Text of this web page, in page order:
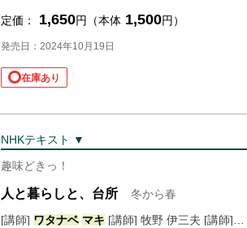
定価： 1,650円（本体 1,500円）
発売日：2024年10月19日
在庫あり
NHKテキスト ▼
趣味どきっ！
人と暮らしと、台所
冬から春
[講師] ワタナベ マキ [講師] 牧野 伊三夫 [講師] 小川 糸 [講師] 松本未來・松本裕美 [講師] 小林恭・小林マナ [講師] 福田 春美 [講師] 山中康廣・山中阿美子 [講師] 服部雄一郎・服部麻子